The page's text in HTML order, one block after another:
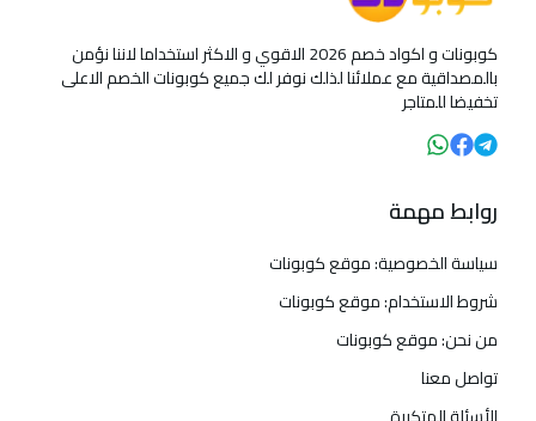
كوبونات و اكواد خصم 2026 الاقوي و الاكثر استخداما لاننا نؤمن
بالمصداقية مع عملائنا لذلك نوفر لك جميع كوبونات الخصم الاعلى
تخفيضا للمتاجر
روابط مهمة
سياسة الخصوصية: موقع كوبونات
شروط الاستخدام: موقع كوبونات
من نحن: موقع كوبونات
تواصل معنا